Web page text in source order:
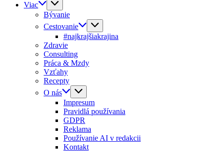
Viac
Bývanie
Cestovanie
#najkrajšiakrajina
Zdravie
Consulting
Práca & Mzdy
Vzťahy
Recepty
O nás
Impresum
Pravidlá používania
GDPR
Reklama
Používanie AI v redakcii
Kontakt